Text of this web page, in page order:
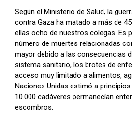
Según el Ministerio de Salud, la
contra Gaza ha matado a más de
ellas ocho de nuestros colegas. Es
número de muertes relacionadas
mayor debido a las consecuencias
sistema sanitario, los brotes de
acceso muy limitado a alimentos,
Naciones Unidas estimó a
10.000 cadáveres permanecían
escombros.